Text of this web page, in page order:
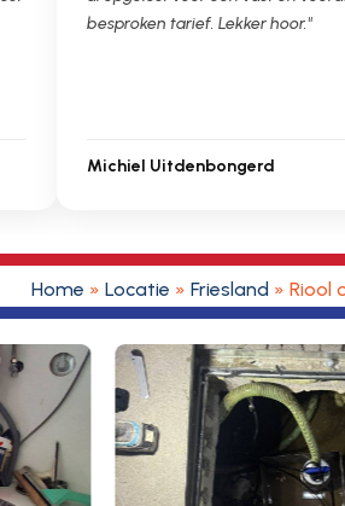
besproken tarief. Lekker hoor."
Michiel Uitdenbongerd
Home » Locatie » Friesland » Riool